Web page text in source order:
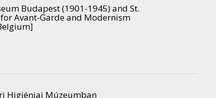
Budapest (1901-1945) and St.
Avant-Garde and Modernism
Higiéniai Múzeumban